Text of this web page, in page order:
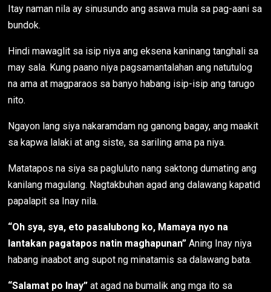
Itay naman nila ay sinusundo ang asawa mula sa pag-aani sa
bundok.
Hindi mawaglit sa isip niya ang eksena kaninang tanghali sa
may sala. Kung paano niya pagsamantalahan ang natutulog
na ama at magparaos sa banyo habang isip-isip ang tarugo
nito.
Ngayon lang siya nakaramdam ng ganong bagay, ang maakit
sa kapwa lalaki at ang siste, sa sariling ama pa niya.
Matatapos na siya sa pagluluto nang saktong dumating ang
kanilang magulang. Nagtakbuhan agad ang dalawang kapatid
papalapit sa Inay nila.
“Oh sya, sya, eto pasalubong ko, Mamaya nyo na
lantakan pagatapos natin maghapunan” Aning Inay niya
habang inaabot ang supot ng minatamis sa dalawang bata.
“Salamat po Inay” at agad na bumalik ang mga ito sa